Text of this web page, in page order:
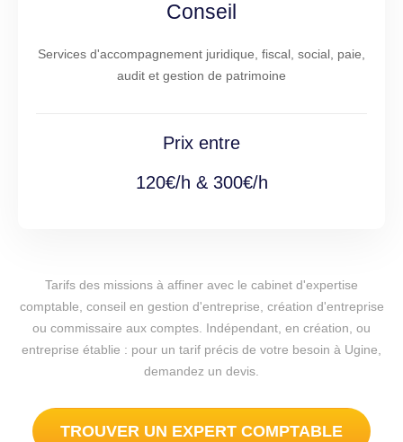
Conseil
Services d'accompagnement juridique, fiscal, social, paie,
audit et gestion de patrimoine
Prix entre
120€/h & 300€/h
Tarifs des missions à affiner avec le cabinet d'expertise
comptable, conseil en gestion d'entreprise, création d'entreprise
ou commissaire aux comptes. Indépendant, en création, ou
entreprise établie : pour un tarif précis de votre besoin à Ugine,
demandez un devis.
TROUVER UN EXPERT COMPTABLE